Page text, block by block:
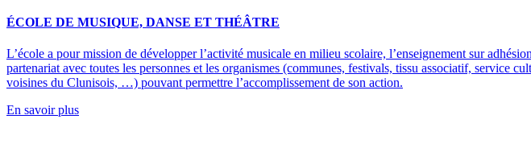
ÉCOLE DE MUSIQUE, DANSE ET THÉÂTRE
L’école a pour mission de développer l’activité musicale en milieu scolaire, l’enseignement sur
partenariat avec toutes les personnes et les organismes (communes, festivals, tissu associatif, service
voisines du Clunisois, …) pouvant permettre l’accomplissement de son action.
En savoir plus